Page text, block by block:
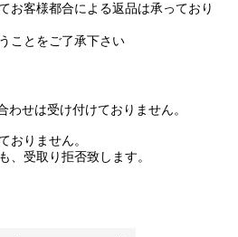
お客様都合による返品は承っており
ことをご了承下さい
わせは受け付けておりません。
おりません。
、受取り拒否致します。